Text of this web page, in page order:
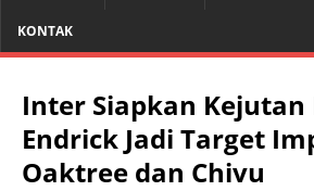
KONTAK
Inter Siapkan Kejutan
Endrick Jadi Target
Oaktree dan Chivu